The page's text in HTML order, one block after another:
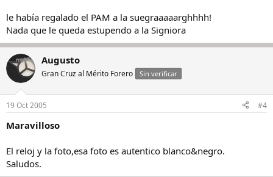
le había regalado el PAM a la suegraaaaarghhhh!
Nada que le queda estupendo a la Signiora
Augusto
Gran Cruz al Mérito Forero Sin verificar
19 Oct 2005 #4
Maravilloso
El reloj y la foto,esa foto es autentico blanco&negro.
Saludos.